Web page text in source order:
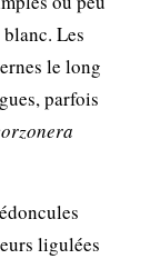
Les
le long
parfois
ligulées